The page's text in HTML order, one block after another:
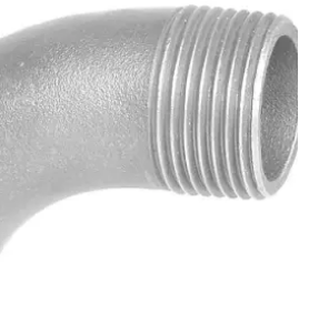
vvs
eller EAN-
nummer.